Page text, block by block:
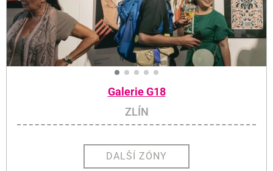
Galerie G18
ZLÍN
DALŠÍ ZÓNY